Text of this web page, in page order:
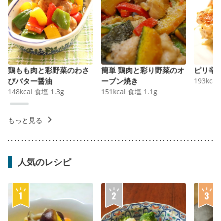
鶏もも肉と彩野菜のわさ
びバター醤油
148kcal 食塩 1.3g
簡単 鶏肉と彩り野菜のオ
ーブン焼き
151 kcal 食塩 1.1 g
ピリ辛
193kcal
もっと見る
人気のレシピ